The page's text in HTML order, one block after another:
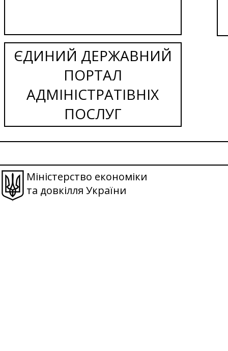
ЄДИНИЙ ДЕРЖАВНИЙ
ПОРТАЛ
АДМІНІСТРАТІВНІХ
ПОСЛУГ
Міністерство економіки
та довкілля України